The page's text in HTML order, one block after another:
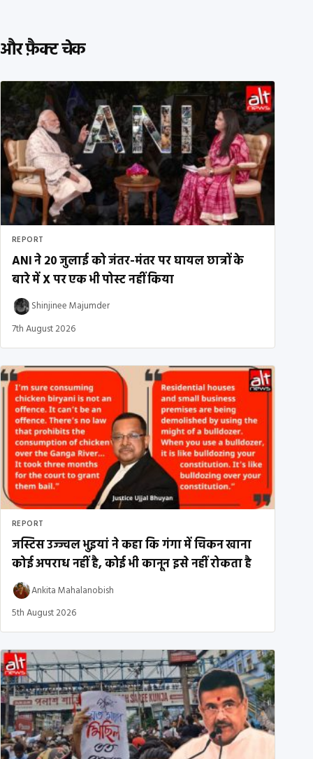
और फ़ैक्ट चेक
REPORT
ANI ने 20 जुलाई को जंतर-मंतर पर घायल छात्रों के
बारे में X पर एक भी पोस्ट नहीं किया
Shinjinee Majumder
7th August 2026
REPORT
जस्टिस उज्ज्वल भुइयां ने कहा कि गंगा में चिकन खाना
कोई अपराध नहीं है, कोई भी कानून इसे नहीं रोकता है
Ankita Mahalanobish
5th August 2026